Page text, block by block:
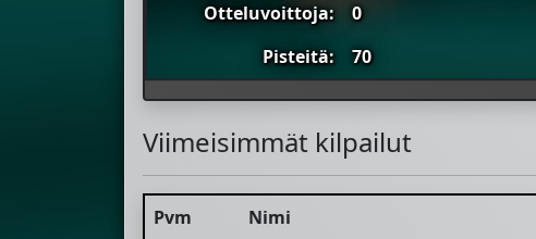
Otteluvoittoja:
0
Pisteitä:
70
Viimeisimmät kilpailut
Pvm Nimi